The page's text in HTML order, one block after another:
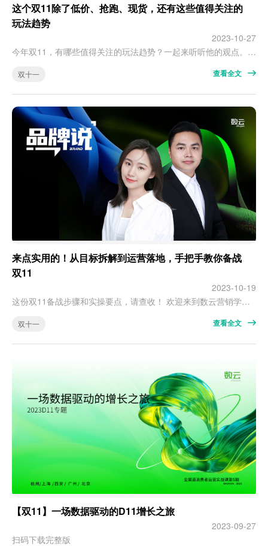
这个双11除了低价、抢跑、现货，还有这些值得关注的
玩法趋势
2023-10-27
今年双11，有哪些值得关注的玩法趋势？一起来听听他的观点。 前言 今年的双11开始得比以往要早。10月18日，快手就快人一手，率先预售，然后是抖音和小红书、再是京东、天猫等，到发稿的今日，双11的热闹已初成气候。 作为数云奋战在双11一线的运营老兵，Stephen的双11开始得更早，从8月中旬着手，最晚到10月第一周，他和他的团队已完成了大促campaign的所有前期工作，包括目标的设定和拆解、活…
双十一 查看全文
来点实用的！从目标拆解到运营落地，手把手教你备战
双11
2023-10-19
这份双11备战步骤和实操要点，请查收！ 欢迎来到数云营销学院2023全渠道消费者运营直播公开课第五期，本期关键词：备战双11。 我们邀请到数云营销学院的两位资深讲师，结合双11的新节奏、新机制，全面分享数云的新解法，包括大促期间 · 怎样快速积累人群资产？ · 如何把握会员运营节奏？ · 怎么合理设定目标、拆解目标？ · 数据如何赋能复购、驱动增长？ …… 如果您错过了直播，可以添加数仔企业微信观…
双十一 查看全文
【双11】一场数据驱动的D11增长之旅
2023-09-27
扫码下载完整版